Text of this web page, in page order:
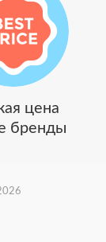
цена
бренды